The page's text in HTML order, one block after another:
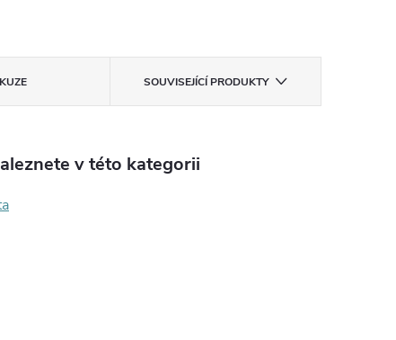
SOUVISEJÍCÍ PRODUKTY
v této kategorii